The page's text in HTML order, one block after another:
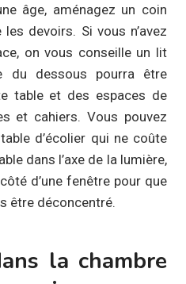
âge, aménagez un coin
devoirs. Si vous n’avez
on vous conseille un lit
du dessous pourra être
table et des espaces de
et cahiers. Vous pouvez
d’écolier qui ne coûte
dans l’axe de la lumière,
d’une fenêtre pour que
être déconcentré.
la chambre